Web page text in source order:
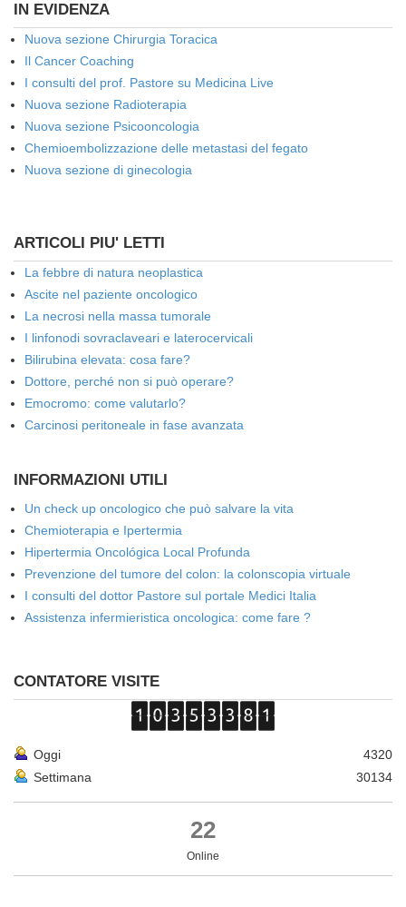
IN EVIDENZA
Nuova sezione Chirurgia Toracica
Il Cancer Coaching
I consulti del prof. Pastore su Medicina Live
Nuova sezione Radioterapia
Nuova sezione Psicooncologia
Chemioembolizzazione delle metastasi del fegato
Nuova sezione di ginecologia
ARTICOLI PIU' LETTI
La febbre di natura neoplastica
Ascite nel paziente oncologico
La necrosi nella massa tumorale
I linfonodi sovraclaveari e laterocervicali
Bilirubina elevata: cosa fare?
Dottore, perché non si può operare?
Emocromo: come valutarlo?
Carcinosi peritoneale in fase avanzata
INFORMAZIONI UTILI
Un check up oncologico che può salvare la vita
Chemioterapia e Ipertermia
Hipertermia Oncológica Local Profunda
Prevenzione del tumore del colon: la colonscopia virtuale
I consulti del dottor Pastore sul portale Medici Italia
Assistenza infermieristica oncologica: come fare ?
CONTATORE VISITE
Oggi
4320
Settimana
30134
22
Online